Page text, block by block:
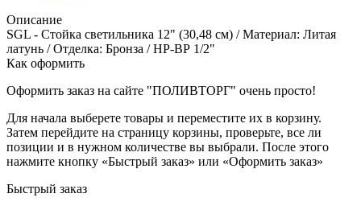
Описание
SGL - Стойка светильника 12" (30,48 см) / Материал: Литая
латунь / Отделка: Бронза / НР-ВР 1/2"
Как оформить
Оформить заказ на сайте "ПОЛИВТОРГ" очень просто!
Для начала выберете товары и переместите их в корзину.
Затем перейдите на страницу корзины, проверьте, все ли
позиции и в нужном количестве вы выбрали. После этого
нажмите кнопку «Быстрый заказ» или «Оформить заказ»
Быстрый заказ